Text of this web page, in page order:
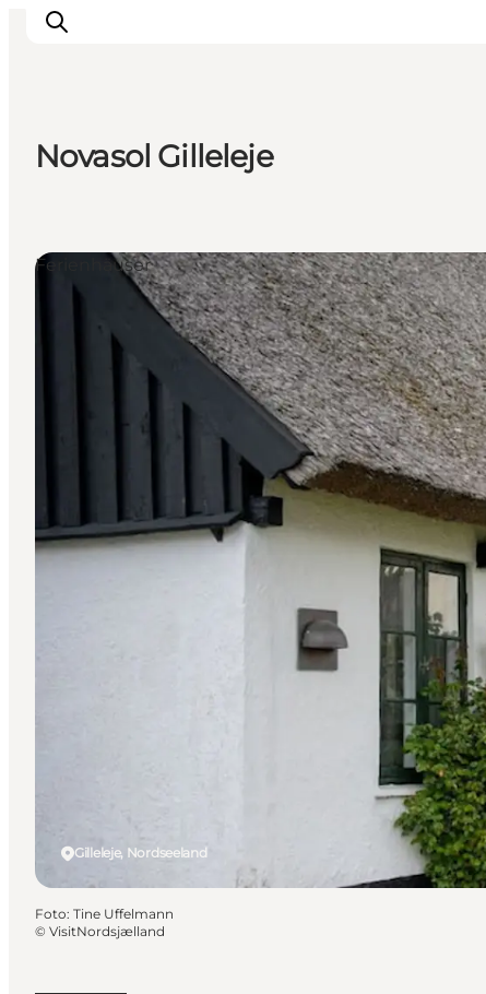
Geschmack
Unterkünfte
Reiseplanung
Novasol Gilleleje
Gilleleje, Nordseeland
Ferienhäuser
Foto: Tine Uffelmann
© VisitNordsjælland